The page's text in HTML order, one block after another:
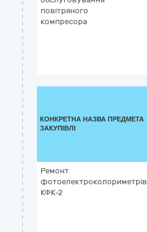
повітряного
компресора
КОНКРЕТНА НАЗВА ПРЕДМЕТА
ЗАКУПІВЛІ
Ремонт
фотоелектроколориметрів
КФК-2